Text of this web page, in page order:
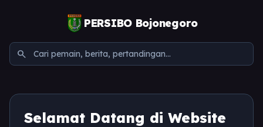
PERSIBO Bojonegoro
search
Selamat Datang di Website